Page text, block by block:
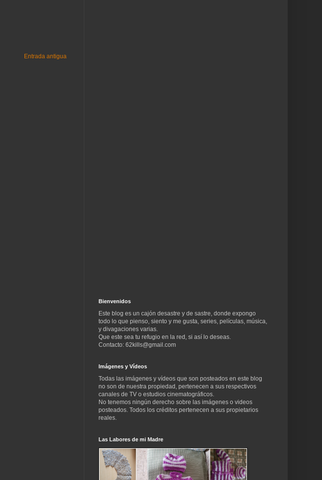
Entrada antigua
Bienvenidos
Este blog es un cajón desastre y de sastre, donde expongo
todo lo que pienso, siento y me gusta, series, películas, música,
y divagaciones varias.
Que este sea tu refugio en la red, si así lo deseas.
Contacto: 62kills@gmail.com
Imágenes y Vídeos
Todas las imágenes y vídeos que son posteados en este blog
no son de nuestra propiedad, pertenecen a sus respectivos
canales de TV o estudios cinematográficos.
No tenemos ningún derecho sobre las imágenes o videos
posteados. Todos los créditos pertenecen a sus propietarios
reales.
Las Labores de mi Madre